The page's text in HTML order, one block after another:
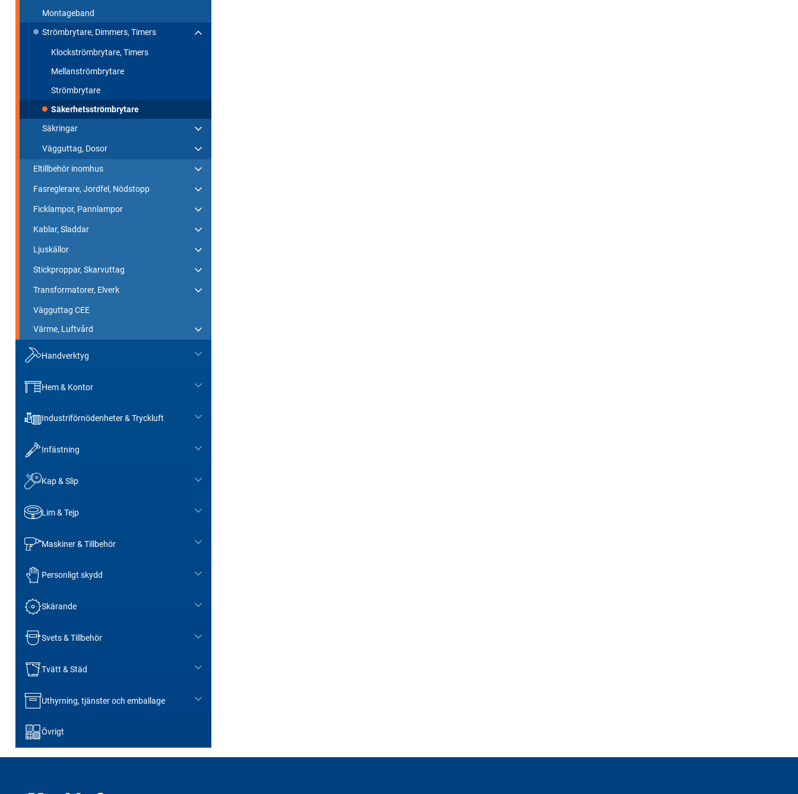
Montageband
Strömbrytare, Dimmers, Timers
Klockströmbrytare, Timers
Mellanströmbrytare
Strömbrytare
Säkerhetsströmbrytare
Säkringar
Vägguttag, Dosor
Eltillbehör inomhus
Fasreglerare, Jordfel, Nödstopp
Ficklampor, Pannlampor
Kablar, Sladdar
Ljuskällor
Stickproppar, Skarvuttag
Transformatorer, Elverk
Vägguttag CEE
Värme, Luftvård
Handverktyg
Hem & Kontor
Industriförnödenheter & Tryckluft
Infästning
Kap & Slip
Lim & Tejp
Maskiner & Tillbehör
Personligt skydd
Skärande
Svets & Tillbehör
Tvätt & Städ
Uthyrning, tjänster och emballage
Övrigt